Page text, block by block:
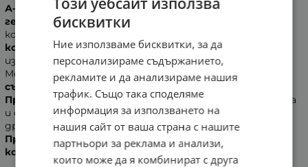
А-дерма душ-гел ултра ричесвръхобогатена душ-
гел форма, предназначена
кожа. Продуктът е
компенсиращ агент Clean Care Complex™
измиване подхранва, предпазва и почиства кожата.
Може да се използва както за тяло, така и за лице.
съдържа сапун.
Приложение: Продуктът се нанася върху влажна кожа
и се изплаква. С физиологично pH. Не причинява
дразнене на очите. За деца и възрастни.
Продуктът е тестван под дермо-педиатричен
контрол.
бисквитки
Ние използваме бисквитки, за да
персонализираме съдържанието,
рекламите и да анализираме нашия
трафик. Също така споделяме
информация за използването на
нашия сайт от ваша страна с нашите
партньори за реклама и анализи,
които може да я комбинират с друга